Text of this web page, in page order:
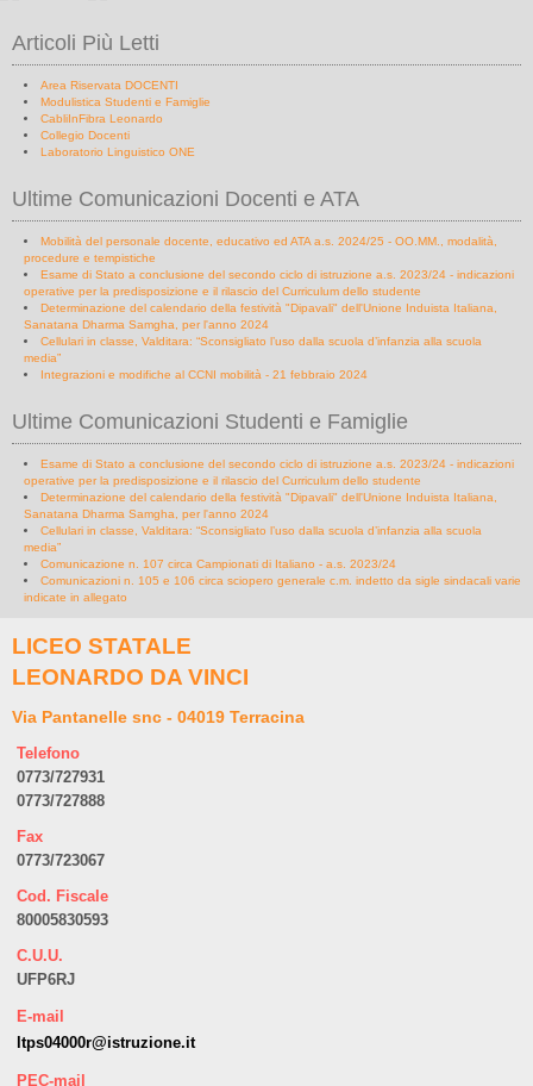
Articoli Più Letti
Area Riservata DOCENTI
Modulistica Studenti e Famiglie
CabliInFibra Leonardo
Collegio Docenti
Laboratorio Linguistico ONE
Ultime Comunicazioni Docenti e ATA
Mobilità del personale docente, educativo ed ATA a.s. 2024/25 - OO.MM., modalità,
procedure e tempistiche
Esame di Stato a conclusione del secondo ciclo di istruzione a.s. 2023/24 - indicazioni
operative per la predisposizione e il rilascio del Curriculum dello studente
Determinazione del calendario della festività "Dipavali" dell'Unione Induista Italiana,
Sanatana Dharma Samgha, per l'anno 2024
Cellulari in classe, Valditara: “Sconsigliato l’uso dalla scuola d’infanzia alla scuola
media”
Integrazioni e modifiche al CCNI mobilità - 21 febbraio 2024
Ultime Comunicazioni Studenti e Famiglie
Esame di Stato a conclusione del secondo ciclo di istruzione a.s. 2023/24 - indicazioni
operative per la predisposizione e il rilascio del Curriculum dello studente
Determinazione del calendario della festività "Dipavali" dell'Unione Induista Italiana,
Sanatana Dharma Samgha, per l'anno 2024
Cellulari in classe, Valditara: “Sconsigliato l’uso dalla scuola d’infanzia alla scuola
media”
Comunicazione n. 107 circa Campionati di Italiano - a.s. 2023/24
Comunicazioni n. 105 e 106 circa sciopero generale c.m. indetto da sigle sindacali varie
indicate in allegato
LICEO STATALE
LEONARDO DA VINCI
Via Pantanelle snc - 04019 Terracina
Telefono
0773/727931
0773/727888
Fax
0773/723067
Cod. Fiscale
80005830593
C.U.U.
UFP6RJ
E-mail
ltps04000r@istruzione.it
PEC-mail